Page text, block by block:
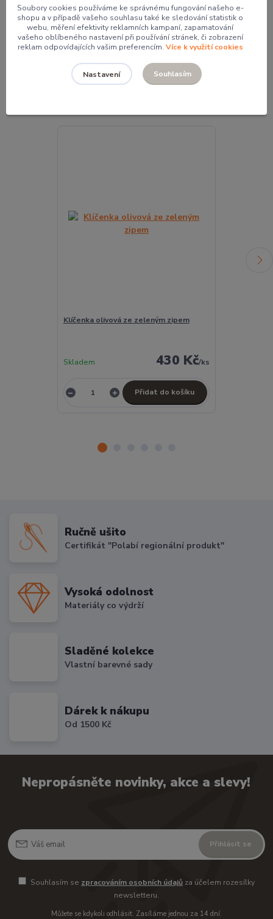
Mgr. Pavlína Kordíková
+420 774 062 005
pavla@pocketdesign.cz
Související zboží 6
Klíčenka olivová ze zeleným zipem
430 Kč/ks
Skladem
Přidat do košíku
Ručně ušito
Certifikát "Polabí regionální produkt"
Vysoká odolnost
Materiály co výdrží
Sladěné kolekce
Vlastní barevné sady
Dárek k nákupu
Od 1500 Kč
Nepropásněte novinky, akce a slevy!
Přihlásit se
Souhlasím se zpracováním osobních údajůza účelem rozesílky
newsletteru.
Můžete se kdykoli odhlásit. Zasíláme jednou za 14 dní.
Soubory cookies používáme ke správnému fungování našeho e-
shopu a v případě vašeho souhlasu také ke sledování statistik o
webu, měření efektivity reklamních kampaní, zapamatování
vašeho oblíbeného nastavení při používání stránek, či zobrazení
reklam odpovídajících vašim preferencím. Více k využití cookies
Nastavení Souhlasím